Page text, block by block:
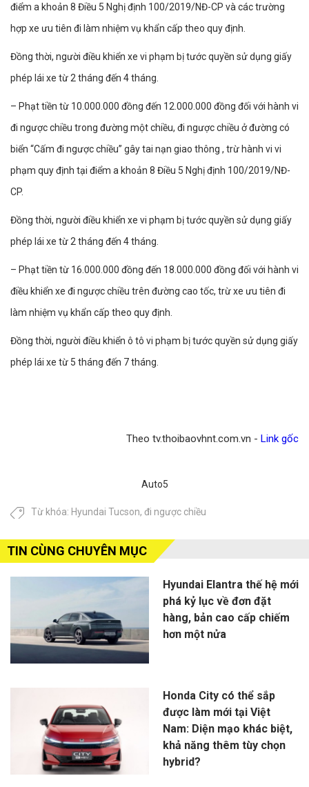
điểm a khoản 8 Điều 5 Nghị định 100/2019/NĐ-CP và các trường
hợp xe ưu tiên đi làm nhiệm vụ khẩn cấp theo quy định.
Đồng thời, người điều khiển xe vi phạm bị tước quyền sử dụng giấy
phép lái xe từ 2 tháng đến 4 tháng.
– Phạt tiền từ 10.000.000 đồng đến 12.000.000 đồng đối với hành vi
đi ngược chiều trong đường một chiều, đi ngược chiều ở đường có
biển “Cấm đi ngược chiều” gây tai nạn giao thông , trừ hành vi vi
phạm quy định tại điểm a khoản 8 Điều 5 Nghị định 100/2019/NĐ-
CP.
Đồng thời, người điều khiển xe vi phạm bị tước quyền sử dụng giấy
phép lái xe từ 2 tháng đến 4 tháng.
– Phạt tiền từ 16.000.000 đồng đến 18.000.000 đồng đối với hành vi
điều khiển xe đi ngược chiều trên đường cao tốc, trừ xe ưu tiên đi
làm nhiệm vụ khẩn cấp theo quy định.
Đồng thời, người điều khiển ô tô vi phạm bị tước quyền sử dụng giấy
phép lái xe từ 5 tháng đến 7 tháng.
Theo tv.thoibaovhnt.com.vn - Link gốc
Auto5
Từ khóa: Hyundai Tucson, đi ngược chiều
TIN CÙNG CHUYÊN MỤC
Hyundai Elantra thế hệ mới
phá kỷ lục về đơn đặt
hàng, bản cao cấp chiếm
hơn một nửa
Honda City có thể sắp
được làm mới tại Việt
Nam: Diện mạo khác biệt,
khả năng thêm tùy chọn
hybrid?